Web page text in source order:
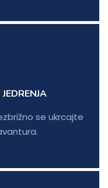
se ukrcajte